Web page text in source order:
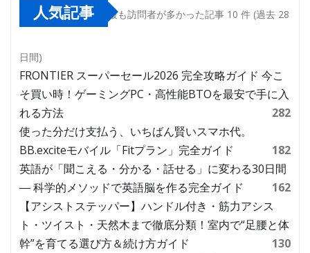
人気記事 最も訪問者が多かった記事 10 件 (過去 28
日間)
FRONTIER スーパーセール2026 完全攻略ガイド 今こ
そ買い時！ゲーミングPC・高性能BTOを最安で手に入
れる方法
282
使った分だけ支払う、いちばん賢いスマホ代。
BB.exciteモバイル「Fitプラン」完全ガイド
182
英語が「聞こえる・分かる・話せる」に変わる30日間
― 科学的メソッドで英語脳を作る完全ガイド
162
【アシストステッパー】ハンドル付き・筋力アシス
ト・ツイスト・天然木まで徹底分類！室内で“足腰と体
幹”を育てる選び方＆続け方ガイド
130